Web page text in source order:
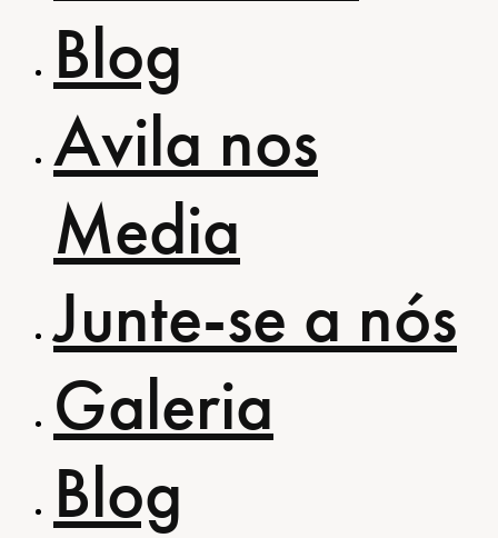
Blog
Avila nos
Media
Junte-se a nós
Galeria
Blog